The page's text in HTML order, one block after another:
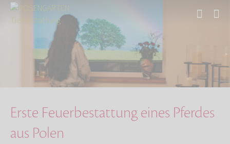
Über uns
Aktuelles
Erste Feuerbestattung eines Pferdes aus Polen
Erste Feuerbestattung eines Pferdes
aus Polen